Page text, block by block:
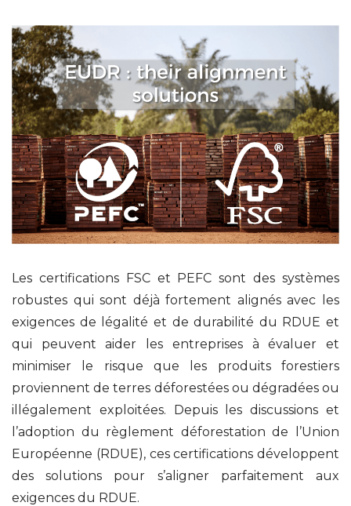
Les certifications FSC et PEFC sont des systèmes
robustes qui sont déjà fortement alignés avec les
exigences de légalité et de durabilité du RDUE et
qui peuvent aider les entreprises à évaluer et
minimiser le risque que les produits forestiers
proviennent de terres déforestées ou dégradées ou
illégalement exploitées. Depuis les discussions et
l’adoption du règlement déforestation de l’Union
Européenne (RDUE), ces certifications développent
des solutions pour s’aligner parfaitement aux
exigences du RDUE.